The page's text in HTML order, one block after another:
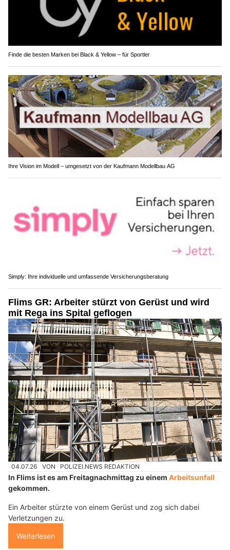
Finde die besten Marken bei Black & Yellow – für Sportler
Ihre Vision im Modell – umgesetzt von der Kaufmann Modellbau AG
Simply: Ihre individuelle und umfassende Versicherungsberatung
Flims GR: Arbeiter stürzt von Gerüst und wird
mit Rega ins Spital geflogen
04.07.26 VON POLIZEI.NEWS REDAKTION
In Flims ist es am Freitagnachmittag zu einem Arbeitsunfall
gekommen.
Ein Arbeiter stürzte von einem Gerüst und zog sich dabei
Verletzungen zu.
Weiterlesen